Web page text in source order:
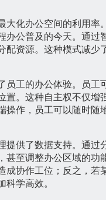
大化办公空间的利用率
办公普及的今天。通过
配资源。这种模式减
员工的办公体验。员工
置。这种自主权不仅增
操作，员工可以随时随
提供了数据支持。通
甚至调整办公区域的
成协作工位；反之，
科学高效。